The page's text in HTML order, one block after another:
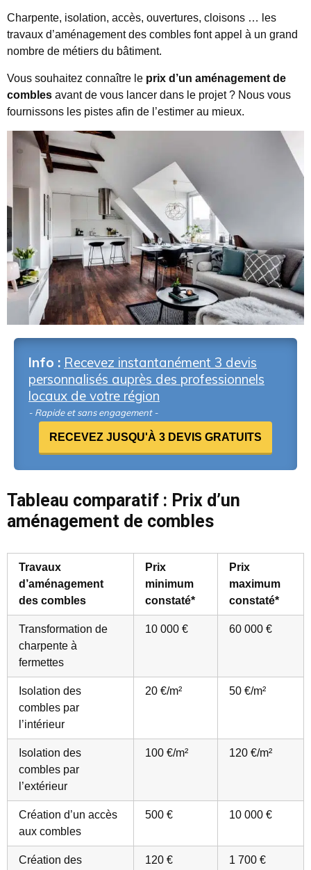
Charpente, isolation, accès, ouvertures, cloisons … les
travaux d’aménagement des combles font appel à un grand
nombre de métiers du bâtiment.
Vous souhaitez connaître le prix d’un aménagement de
combles avant de vous lancer dans le projet ? Nous vous
fournissons les pistes afin de l’estimer au mieux.
Info : Recevez instantanément 3 devis
personnalisés auprès des professionnels
locaux de votre région
- Rapide et sans engagement -
RECEVEZ JUSQU'À 3 DEVIS GRATUITS
Tableau comparatif : Prix d’un
aménagement de combles
Travaux
d’aménagement
des combles
Prix
minimum
constaté*
Prix
maximum
constaté*
Transformation de
charpente à
fermettes
10 000 € 60 000 €
Isolation des
combles par
l’intérieur
20 €/m² 50 €/m²
Isolation des
combles par
l’extérieur
100 €/m² 120 €/m²
Création d’un accès
aux combles
500 € 10 000 €
Création des
120 €
1 700 €